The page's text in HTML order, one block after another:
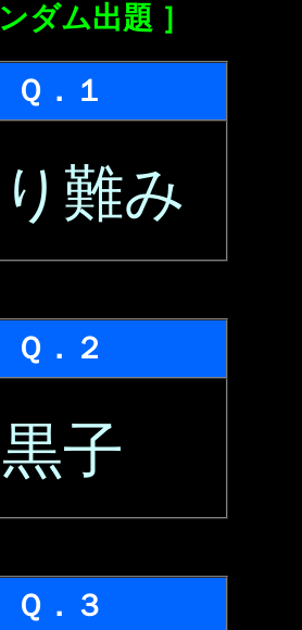
ダム出題 ］
Ｑ．１
難み
Ｑ．２
黒子
Ｑ．３